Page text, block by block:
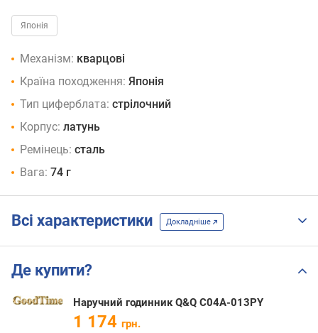
Японія
Механізм: кварцові
Країна походження: Японія
Тип циферблата: стрілочний
Корпус: латунь
Ремінець: сталь
Вага: 74 г
Всі характеристики Докладніше
Де купити?
Наручний годинник Q&Q C04A-013PY
1 174 грн.